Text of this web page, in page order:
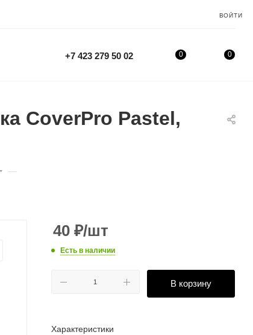
ВОЙТИ
+7 423 279 50 02 0
0
CoverPrо Pastel,
—
40 ₽/шт
Есть в наличии
В корзину
Характеристики